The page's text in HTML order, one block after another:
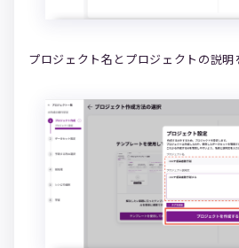
プロジェクト名とプロジェクトの説明